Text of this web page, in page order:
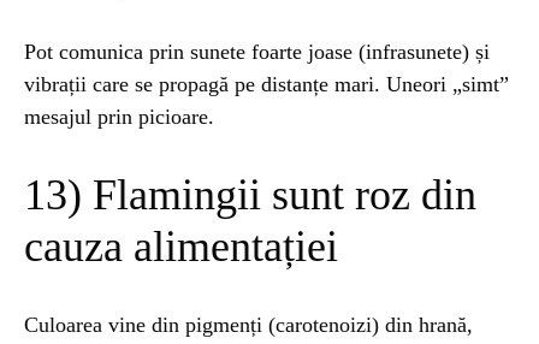
Pot comunica prin sunete foarte joase (infrasunete) și
vibrații care se propagă pe distanțe mari. Uneori „simt”
mesajul prin picioare.
13) Flamingii sunt roz din
cauza alimentației
Culoarea vine din pigmenți (carotenoizi) din hrană,